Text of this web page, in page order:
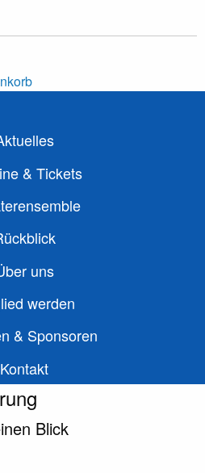
& Tickets
uns
werden
& Sponsoren
Kontakt
Blick